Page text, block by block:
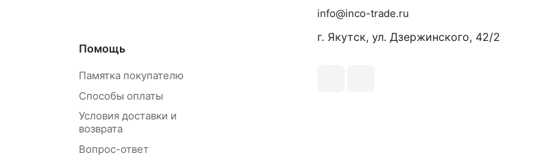
Помощь
Памятка покупателю
Способы оплаты
Условия доставки и
возврата
Вопрос-ответ
info@inco-trade.ru
г. Якутск, ул. Дзержинского, 42/2